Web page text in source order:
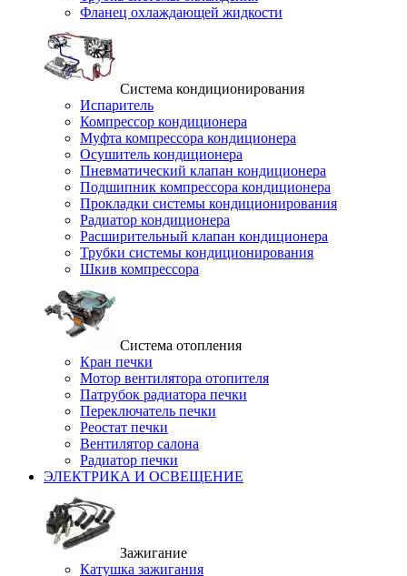
Фланец охлаждающей жидкости
Система кондиционирования
Испаритель
Компрессор кондиционера
Муфта компрессора кондиционера
Осушитель кондиционера
Пневматический клапан кондиционера
Подшипник компрессора кондиционера
Прокладки системы кондиционирования
Радиатор кондиционера
Расширительный клапан кондиционера
Трубки системы кондиционирования
Шкив компрессора
Система отопления
Кран печки
Мотор вентилятора отопителя
Патрубок радиатора печки
Переключатель печки
Реостат печки
Вентилятор салона
Радиатор печки
ЭЛЕКТРИКА И ОСВЕЩЕНИЕ
Зажигание
Катушка зажигания